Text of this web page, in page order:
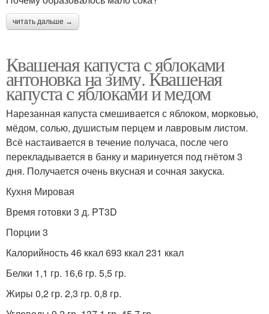
читать дальше →
Квашеная капуста с яблоками
антоновка на зиму. Квашеная
капуста с яблоками и медом
Нарезанная капуста смешивается с яблоком, морковью,
мёдом, солью, душистым перцем и лавровым листом.
Всё настаивается в течение получаса, после чего
перекладывается в банку и маринуется под гнётом 3
дня. Получается очень вкусная и сочная закуска.
Кухня Мировая
Время готовки 3 д. PT3D
Порции 3
Калорийность 46 ккал 693 ккал 231 ккал
Белки 1,1 гр. 16,6 гр. 5,5 гр.
Жиры 0,2 гр. 2,3 гр. 0,8 гр.